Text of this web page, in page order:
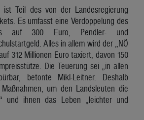
ist Teil des von der Landesregierung
Es umfasst eine Verdoppelung des
auf 300 Euro, Pendler- und
Alles in allem wird der „NÖ
312 Millionen Euro taxiert, davon 150
Die Teuerung sei „in allen
betonte Mikl-Leitner. Deshalb
um den Landsleuten die
und ihnen das Leben „leichter und